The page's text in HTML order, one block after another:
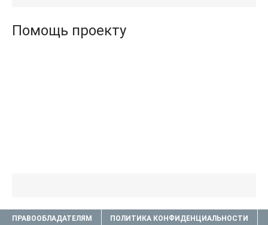
Помощь проекту
ПРАВООБЛАДАТЕЛЯМ ПОЛИТИКА КОНФИДЕНЦИАЛЬНОСТИ